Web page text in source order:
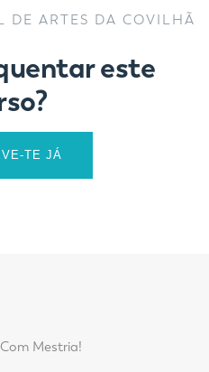
DE ARTES DA COVILHÃ
este
TE JÁ
Mestria!